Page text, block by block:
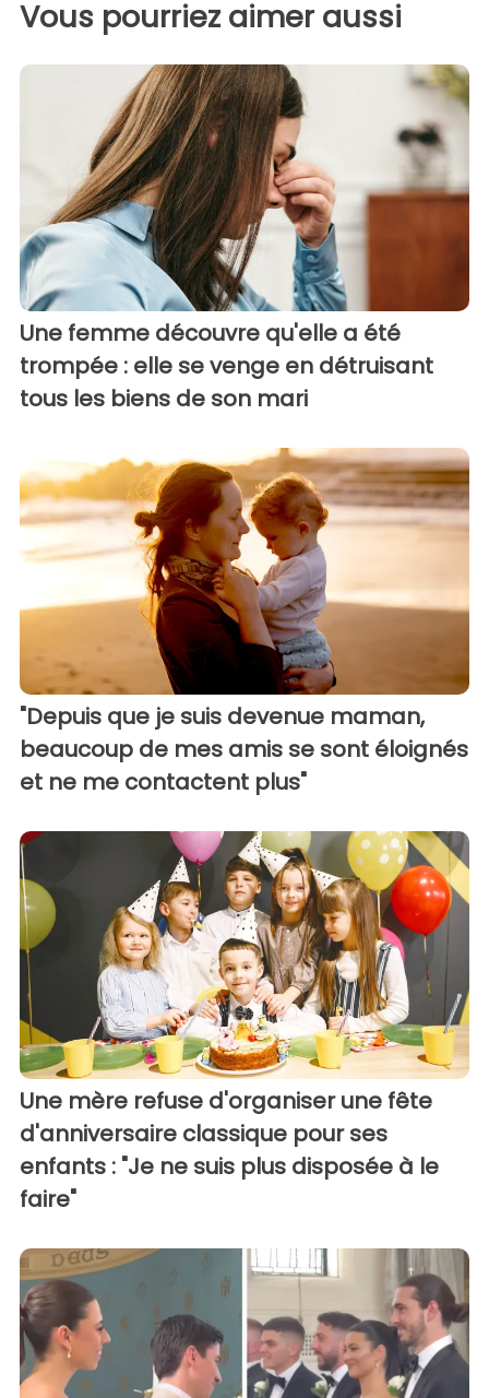
Vous pourriez aimer aussi
Une femme découvre qu'elle a été
trompée : elle se venge en détruisant
tous les biens de son mari
"Depuis que je suis devenue maman,
beaucoup de mes amis se sont éloignés
et ne me contactent plus"
Une mère refuse d'organiser une fête
d'anniversaire classique pour ses
enfants : "Je ne suis plus disposée à le
faire"